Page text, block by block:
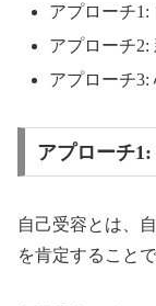
アプローチ
アプローチ
アプローチ
アプローチ
自己受容とは、
を肯定することで